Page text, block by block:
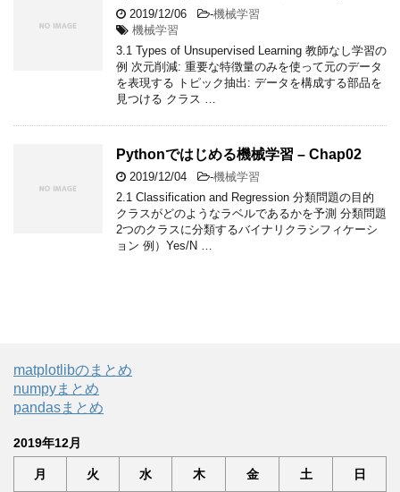
2019/12/06 -機械学習
機械学習
3.1 Types of Unsupervised Learning 教師なし学習の
例 次元削減: 重要な特徴量のみを使って元のデータ
を表現する トピック抽出: データを構成する部品を
見つける クラス …
Pythonではじめる機械学習 – Chap02
2019/12/04 -機械学習
2.1 Classification and Regression 分類問題の目的
クラスがどのようなラベルであるかを予測 分類問題
2つのクラスに分類するバイナリクラシフィケーシ
ョン 例）Yes/N …
matplotlibのまとめ
numpyまとめ
pandasまとめ
2019年12月
月 火 水 木 金 土 日